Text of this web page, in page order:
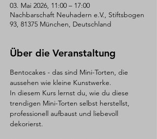
03. Mai 2026, 11:00 – 17:00
Nachbarschaft Neuhadern e.V., Stiftsbogen
93, 81375 München, Deutschland
Über die Veranstaltung
Bentocakes - das sind Mini-Torten, die
aussehen wie kleine Kunstwerke.
In diesem Kurs lernst du, wie du diese
trendigen Mini-Torten selbst herstellst,
professionell aufbaust und liebevoll
dekorierst.